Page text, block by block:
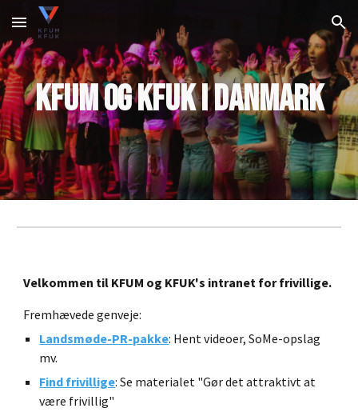
Skip to main content Skip to navigation
KFUM og KFUK i Danmark
Velkommen til KFUM og KFUK's intranet for frivillige.
Fremhævede genveje:
Landsmøde-PR-pakke: Hent videoer, SoMe-opslag
mv.
Find frivillige: Se materialet "Gør det attraktivt at
være frivillig"